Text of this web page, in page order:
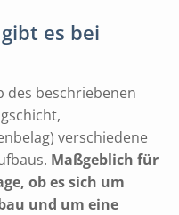
es bei
des beschriebenen
verschiedene
Maßgeblich für
ob es sich um
und um eine